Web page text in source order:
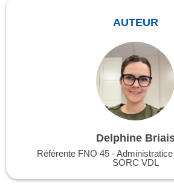
AUTEUR
Delphine
Référente FNO 45 -
SORC VDL